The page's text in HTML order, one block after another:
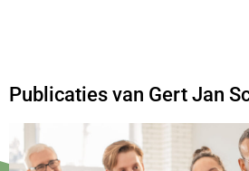
Publicaties van Gert Jan